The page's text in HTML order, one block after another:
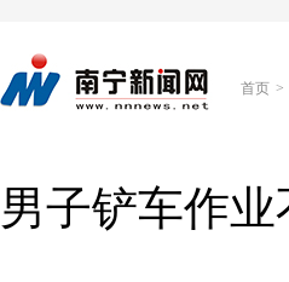
首页 >
男子铲车作